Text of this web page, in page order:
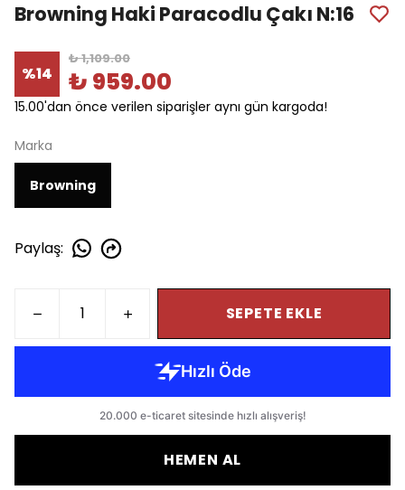
Browning Haki Paracodlu Çakı N:16
%14
₺ 1,109.00
₺ 959.00
15.00'dan önce verilen siparişler aynı gün kargoda!
Marka
Browning
Paylaş:
SEPETE EKLE
HEMEN AL